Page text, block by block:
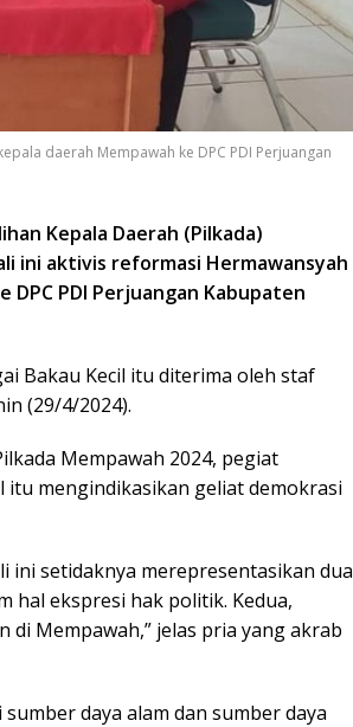
daerah Mempawah ke DPC PDI Perjuangan
Kepala Daerah (Pilkada)
ini aktivis reformasi Hermawansyah
PDI Perjuangan Kabupaten
Bakau Kecil itu diterima oleh staf
(29/4/2024).
Mempawah 2024, pegiat
mengindikasikan geliat demokrasi
ini setidaknya merepresentasikan dua
hal ekspresi hak politik. Kedua,
Mempawah,” jelas pria yang akrab
daya alam dan sumber daya